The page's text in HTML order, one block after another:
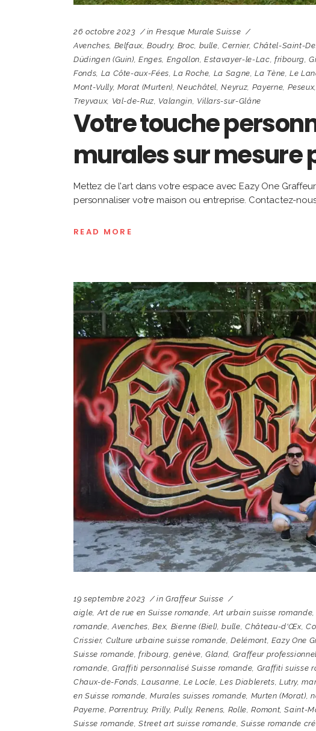
26 octobre 2023 in Fresque Murale Suisse
Avenches, Belfaux,Boudry, Broc, bulle,Cernier, Châtel-Saint-
Düdingen (Guin),Enges, Engollon,Estavayer-le-Lac, fribourg,
Fonds, La Côte-aux-Fées,La Roche, La Sagne,La Tène,Le
Mont-Vully, Morat (Murten),Neuchâtel,Neyruz, Payerne, Peseux,
Treyvaux, Val-de-Ruz, Valangin, Villars-sur-Glâne
Votre touche
murales sur mesure
Mettez de l'art dans votre espace avec Eazy One
personnaliser votre maison ou entreprise. Contactez-
READ MORE
19 septembre 2023 in Graffeur Suisse
aigle,Art de rue en Suisse romande,Art urbain suisse romande
romande,Avenches,Bex, Bienne (Biel),bulle, Château-d'Œx,
Crissier, Culture urbaine suisse romande,Delémont, Eazy One
Suisse romande,fribourg, genève,Gland, Graffeur
romande, Graffiti personnalisé Suisse romande, Graffiti suisse
Chaux-de-Fonds,Lausanne, Le Locle,Les Diablerets, Lutry,
en Suisse romande,Murales suisses romande, Murten (Morat),
Payerne, Porrentruy, Prilly, Pully,Renens, Rolle,Romont,Saint-
Suisse romande,Street art suisse romande, Suisse romande